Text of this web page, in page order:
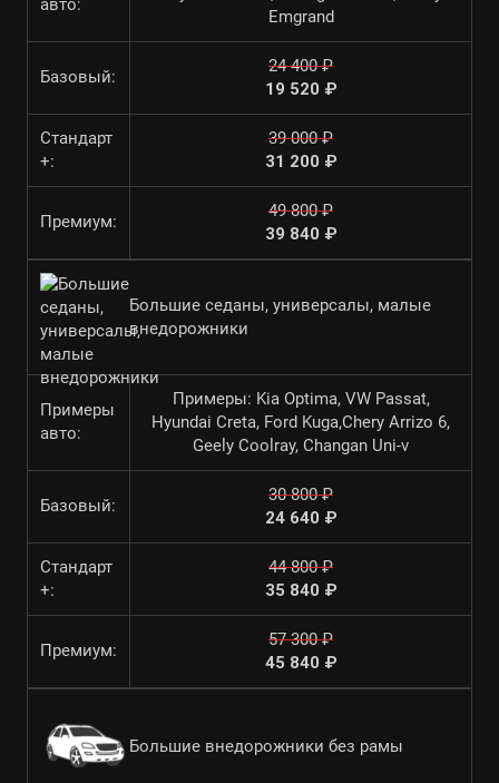
авто:
Emgrand
Базовый:
24 400 ₽
19 520 ₽
Стандарт
+:
39 000 ₽
31 200 ₽
Премиум:
49 800 ₽
39 840 ₽
Большие седаны, универсалы, малые
внедорожники
Примеры
авто:
Примеры: Kia Optima, VW Passat,
Hyundai Creta, Ford Kuga,Chery Arrizo 6,
Geely Coolray, Changan Uni-v
Базовый:
30 800 ₽
24 640 ₽
Стандарт
+:
44 800 ₽
35 840 ₽
Премиум:
57 300 ₽
45 840 ₽
Большие внедорожники без рамы